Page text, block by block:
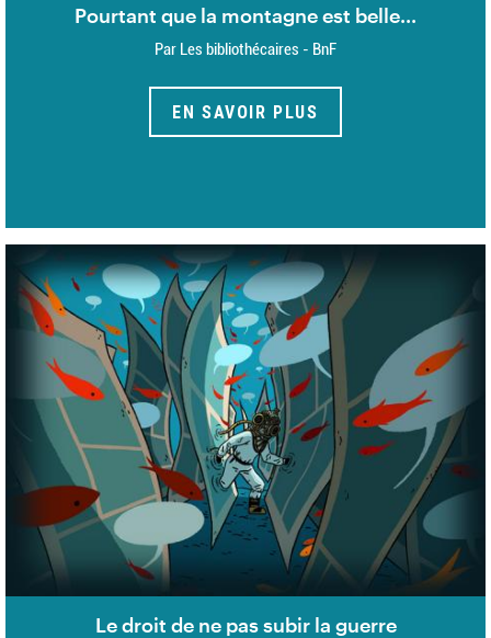
Pourtant que la montagne est belle...
Par Les bibliothécaires - BnF
EN SAVOIR PLUS
Le droit de ne pas subir la guerre